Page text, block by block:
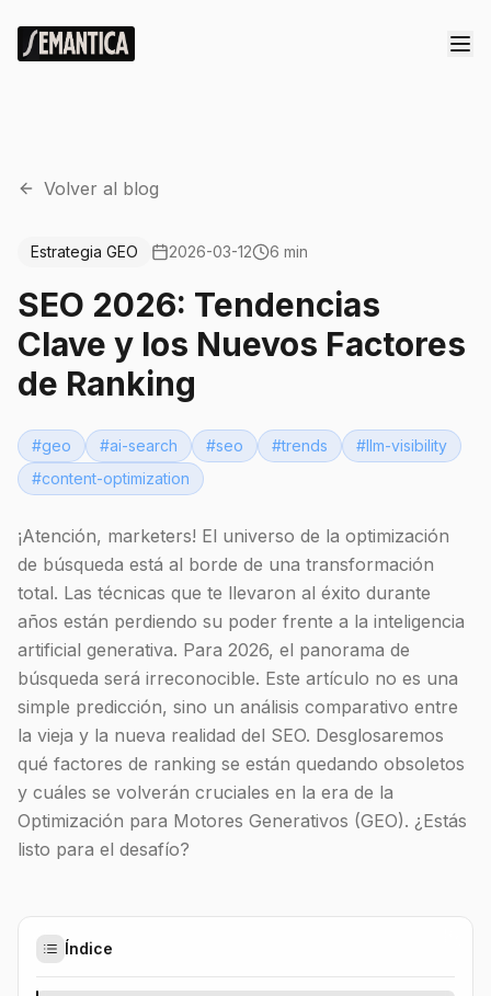
Volver al blog
Estrategia GEO 2026-03-12 6 min
SEO 2026: Tendencias
Clave y los Nuevos Factores
de Ranking
#geo #ai-search #seo #trends #llm-visibility
#content-optimization
¡Atención, marketers! El universo de la optimización
de búsqueda está al borde de una transformación
total. Las técnicas que te llevaron al éxito durante
años están perdiendo su poder frente a la inteligencia
artificial generativa. Para 2026, el panorama de
búsqueda será irreconocible. Este artículo no es una
simple predicción, sino un análisis comparativo entre
la vieja y la nueva realidad del SEO. Desglosaremos
qué factores de ranking se están quedando obsoletos
y cuáles se volverán cruciales en la era de la
Optimización para Motores Generativos (GEO). ¿Estás
listo para el desafío?
Índice